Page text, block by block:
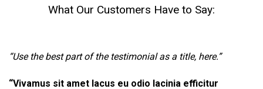
What Our Customers Have to Say:
“Use the best part of the testimonial as a title, here.”
“Vivamus sit amet lacus eu odio lacinia efficitur